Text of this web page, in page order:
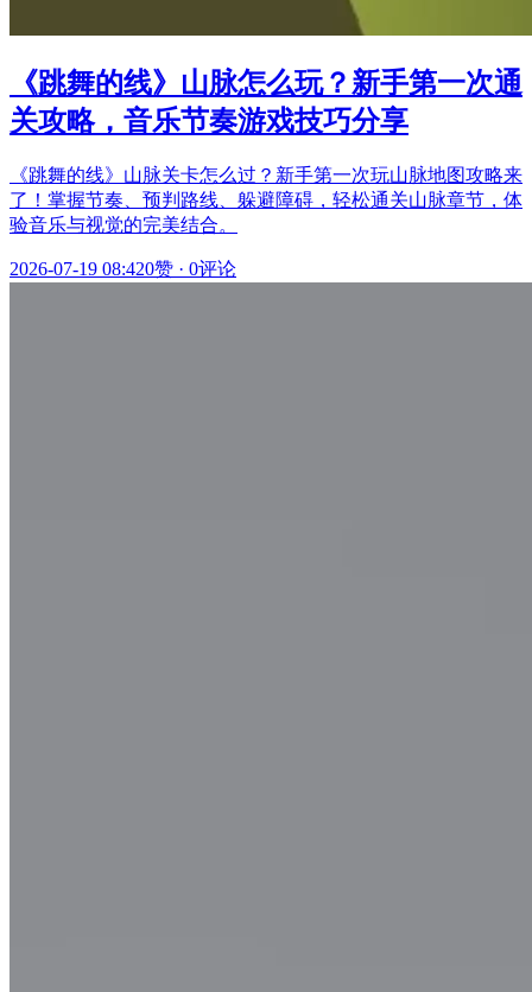
《跳舞的线》山脉怎么玩？新手第一次通
关攻略，音乐节奏游戏技巧分享
《跳舞的线》山脉关卡怎么过？新手第一次玩山脉地图攻略来
了！掌握节奏、预判路线、躲避障碍，轻松通关山脉章节，体
验音乐与视觉的完美结合。
2026-07-19 08:420赞 · 0评论